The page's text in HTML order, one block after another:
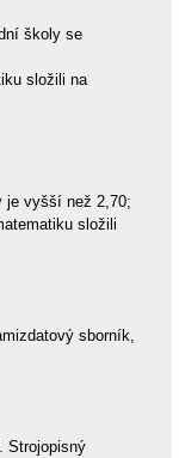
školy se
složili na
je vyšší než 2,70;
složili
sborník,
Strojopisný